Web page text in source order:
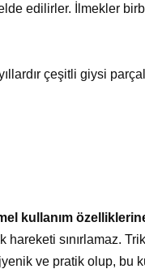
edilirler. İlmekler
çeşitli giysi
kullanım
hareketi sınırlamaz.
ve pratik olup, bu